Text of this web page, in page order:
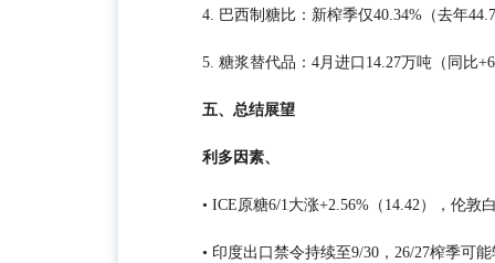
4. 巴西制糖比：新榨季仅40.34%（去年
5. 糖浆替代品：4月进口14.27万吨（同比
五、总结展望
利多因素、
• ICE原糖6/1大涨+2.56%（14.42），伦敦
• 印度出口禁令持续至9/30，26/27榨季可